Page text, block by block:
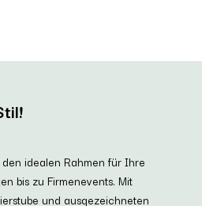
idealen Rahmen für Ihre
bis zu Firmenevents. Mit
und ausgezeichneten